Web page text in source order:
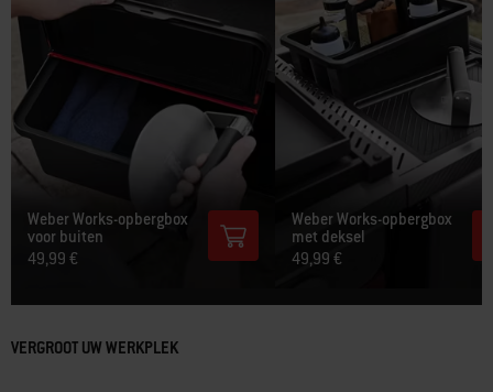
Weber Works-opbergbox
voor buiten
49,99 €
Weber Works-opbergbox
met deksel
49,99 €
VERGROOT UW WERKPLEK